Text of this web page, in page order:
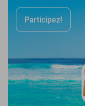
Participez!